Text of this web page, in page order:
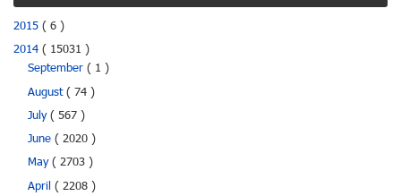
2015 ( 6 )
2014 ( 15031 )
September ( 1 )
August( 74 )
July( 567 )
June ( 2020 )
May( 2703 )
April ( 2208 )